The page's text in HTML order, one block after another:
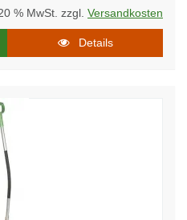
% MwSt. zzgl. Versandkosten
Details